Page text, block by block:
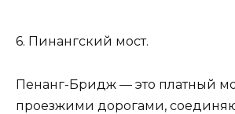
6. Пинангский мост.
Пенанг-Бридж — это платный
проезжими дорогами,